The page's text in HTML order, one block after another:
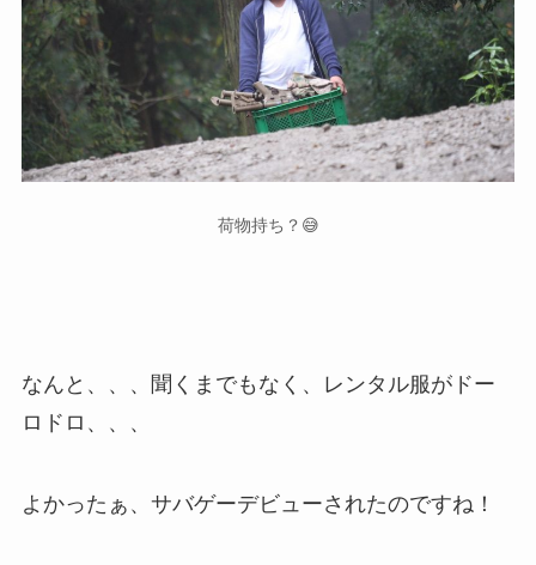
荷物持ち？😅
なんと、、、聞くまでもなく、レンタル服がドー
ロドロ、、、
よかったぁ、サバゲーデビューされたのですね！